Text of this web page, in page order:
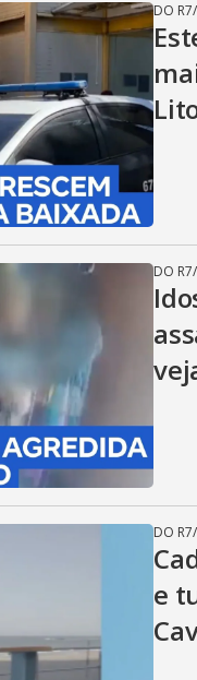
DO R7/
DO R7/
DO R7/
e